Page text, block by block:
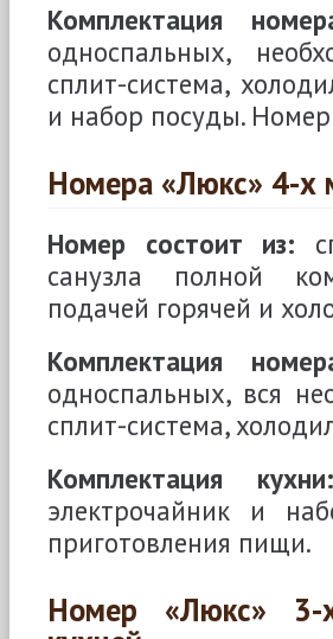
Комплектация
односпальных,
сплит-система,
и набор посуды.
Номера «Люкс» 4-х
Номер состоит из:
санузла полной
подачей горячей и
Комплектация
односпальных, вся
сплит-система,
Комплектация кухни:
электрочайник и
приготовления пищи.
Номер «Люкс» 3-